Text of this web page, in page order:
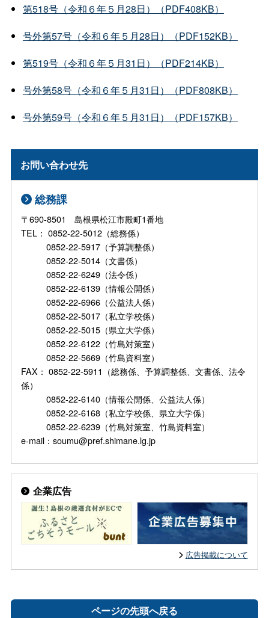
第518号（令和６年５月28日）（PDF408KB）
号外第57号（令和６年５月28日）（PDF152KB）
第519号（令和６年５月31日）（PDF214KB）
号外第58号（令和６年５月31日）（PDF808KB）
号外第59号（令和６年５月31日）（PDF157KB）
お問い合わせ先
総務課
〒690-8501 島根県松江市殿町1番地
TEL： 0852-22-5012（総務係）
0852-22-5917（予算調整係）
0852-22-5014（文書係）
0852-22-6249（法令係）
0852-22-6139（情報公開係）
0852-22-6966（公益法人係）
0852-22-5017（私立学校係）
0852-22-5015（県立大学係）
0852-22-6122（竹島対策室）
0852-22-5669（竹島資料室）
FAX： 0852-22-5911（総務係、予算調整係、文書係、法令
係）
0852-22-6140（情報公開係、公益法人係）
0852-22-6168（私立学校係、県立大学係）
0852-22-6239（竹島対策室、竹島資料室）
e-mail：soumu@pref.shimane.lg.jp
企業広告
広告掲載について
ページの先頭へ戻る